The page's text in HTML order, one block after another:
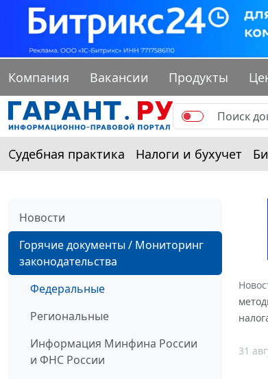
Компания Вакансии Продукты
Судебная практика Налоги и бухучет
Новости
Горячие документы / Мониторинг
законодательства
Федеральные
Региональные
Информация Минфина России
и ФНС России
31